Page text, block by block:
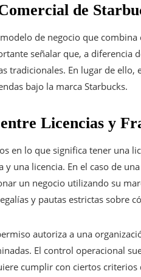
de
de negocio que
señalar que, a diferencia
tradicionales. En lugar de
bajo la marca Starbucks.
Licencias y
en lo que significa tener una
y una licencia. En el caso de
un negocio utilizando su
y pautas estrictas sobre
autoriza a una
El control operacional
cumplir con ciertos criterios